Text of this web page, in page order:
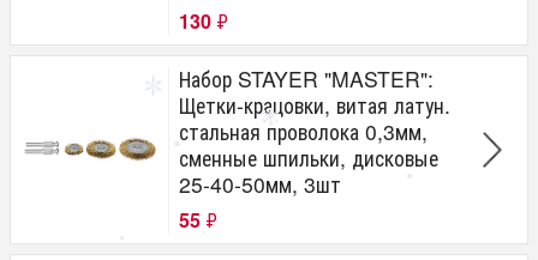
130 ₽
Набор STAYER "MASTER":
Щетки-крацовки, витая латун.
стальная проволока 0,3мм,
сменные шпильки, дисковые
25-40-50мм, 3шт
55 ₽